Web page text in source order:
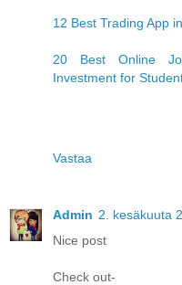
12 Best Trading App
20 Best Online
Investment for
Vastaa
Admin 2. kesäkuuta
Nice post
Check out-